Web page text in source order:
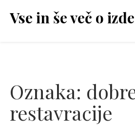
Vse in še več o
Oznaka:
restavracije